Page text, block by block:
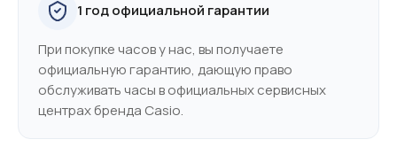
1 год официальной гарантии
При покупке часов у нас, вы получаете
официальную гарантию, дающую право
обслуживать часы в официальных сервисных
центрах бренда Casio.